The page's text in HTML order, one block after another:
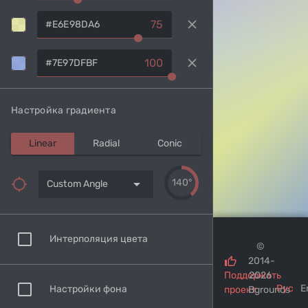
75 clear
100 clear
Настройка градиента
Linear Radial Conic
Custom Angle arrow_drop_down 140°
Интерполяция цвета
Настройки фона
Поддержать
проект
©
2014-
2026
Bgrounds
Рус